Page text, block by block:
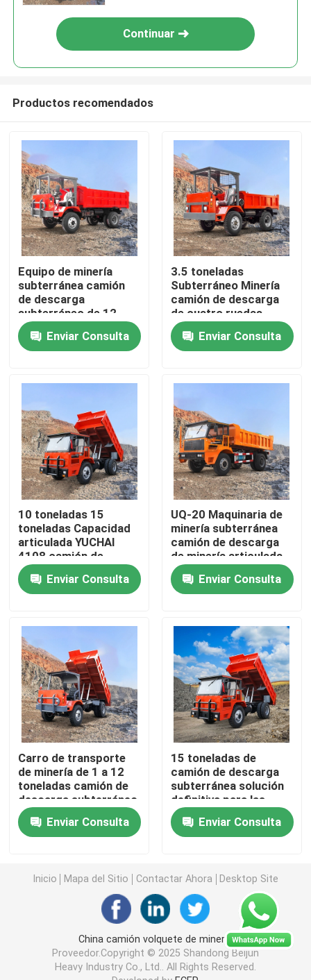
Inicio
Sobre nosotros
Contactos
Vídeos
Camión volquete subterráneo
Camión de mina de subterráneo
Camión articulado subterráneo
Elevación de las tijeras de la rueda
Transportes subterráneos de personal
La correa eslabonada Scissor la elevación
Elevación articulada del auge
plataforma elevadora telescópica
Máquina perforadora gigante
Camión de cubo
Continuar
Productos recomendados
Equipo de minería
subterránea camión
de descarga
subterráneo de 12
toneladas camión de
descarga articulado
Enviar Consulta
3.5 toneladas
Subterráneo Minería
camión de descarga
de cuatro ruedas
Minería Eje estrecho
Enviar Consulta
10 toneladas 15
toneladas Capacidad
articulada YUCHAI
4108 camión de
descarga de diésel de
minería subterránea
Enviar Consulta
UQ-20 Maquinaria de
minería subterránea
camión de descarga
de minería articulada
Enviar Consulta
Carro de transporte
de minería de 1 a 12
toneladas camión de
descarga subterráneo
con motor potente
Enviar Consulta
15 toneladas de
camión de descarga
subterránea solución
definitiva para las
operaciones mineras
Enviar Consulta
Inicio Mapa del Sitio Contactar Ahora Desktop Site
China camión volquete de minería
Proveedor.Copyright © 2025 Shandong Beijun
Heavy Industry Co., Ltd.. All Rights Reserved.